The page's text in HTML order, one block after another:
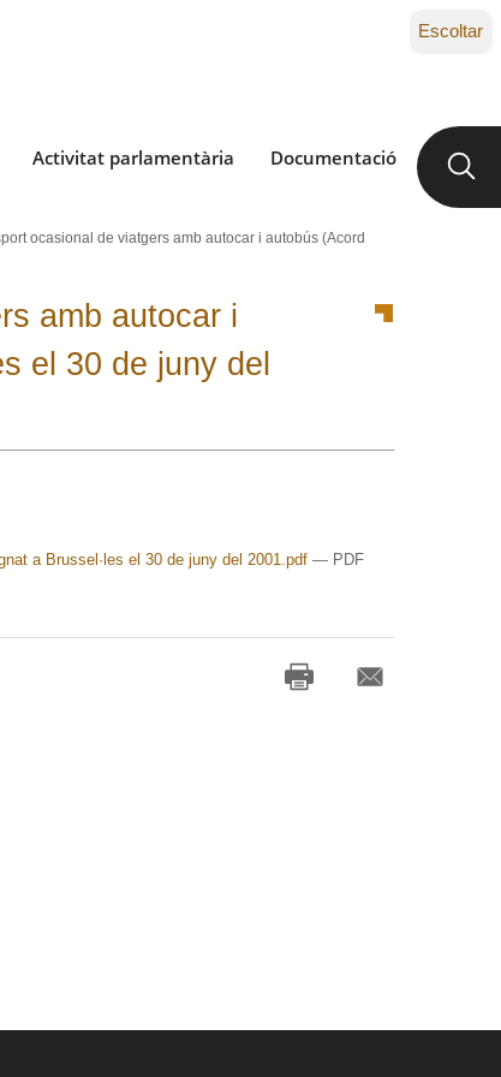
Activitat parlamentària Documentació
Escoltar
ocasional de viatgers amb autocar i autobús (Acord
amb autocar i
el 30 de juny del
a Brussel·les el 30 de juny del 2001.pdf — PDF